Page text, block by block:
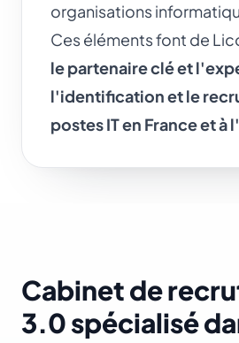
organisations
Ces éléments font de
le partenaire clé et
l'identification et le
postes IT en France et
Cabinet de
3.0 spécialisé